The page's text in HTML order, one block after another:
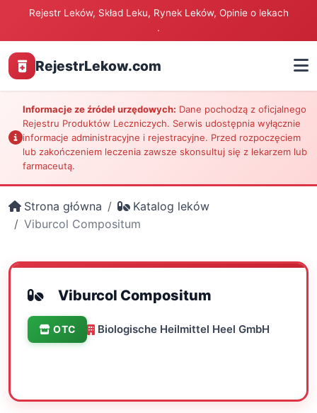
Rejestr Leków, Skład Leku, Rynek Leków, Opinie o lekach
.
RejestrLekow.com
Informacje ze źródeł urzędowych: Dane pochodzą z oficjalnego
Rejestru Produktów Leczniczych. Serwis udostępnia wyłącznie
informacje administracyjne i rejestracyjne. Przed rozpoczęciem
lub zakończeniem leczenia zawsze skonsultuj się z lekarzem lub
farmaceutą.
Strona główna
Katalog leków
Viburcol Compositum
Viburcol Compositum
OTC Biologische Heilmittel Heel GmbH